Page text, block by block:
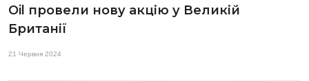
Oil провели нову акцію у Великій
Британії
21 Червня 2024